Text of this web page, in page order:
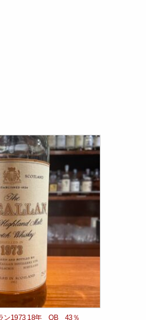
ン1973 18年 OB 43％